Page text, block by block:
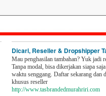
Dicari, Reseller & Dropshipper
Mau penghasilan tambahan? Yuk jadi
Tanpa modal, bisa dikerjakan siapa
waktu senggang. Daftar sekarang dan
khusus reseller
http://www.tasbrandedmurahriri.com